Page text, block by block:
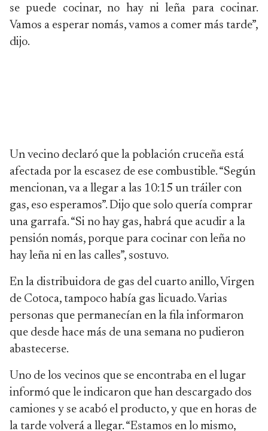
se puede cocinar, no hay ni leña para cocinar.
Vamos a esperar nomás, vamos a comer más tarde”,
dijo.
Un vecino declaró que la población cruceña está
afectada por la escasez de ese combustible. “Según
mencionan, va a llegar a las 10:15 un tráiler con
gas, eso esperamos”. Dijo que solo quería comprar
una garrafa. “Si no hay gas, habrá que acudir a la
pensión nomás, porque para cocinar con leña no
hay leña ni en las calles”, sostuvo.
En la distribuidora de gas del cuarto anillo, Virgen
de Cotoca, tampoco había gas licuado. Varias
personas que permanecían en la fila informaron
que desde hace más de una semana no pudieron
abastecerse.
Uno de los vecinos que se encontraba en el lugar
informó que le indicaron que han descargado dos
camiones y se acabó el producto, y que en horas de
la tarde volverá a llegar. “Estamos en lo mismo,